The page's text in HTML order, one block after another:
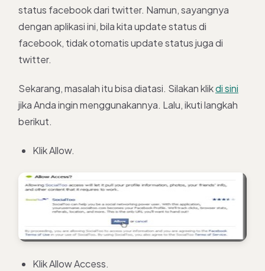
status facebook dari twitter. Namun, sayangnya
dengan aplikasi ini, bila kita update status di
facebook, tidak otomatis update status juga di
twitter.
Sekarang, masalah itu bisa diatasi. Silakan klikdi sini
jika Anda ingin menggunakannya. Lalu, ikuti langkah
berikut.
Klik Allow.
Klik Allow Access.